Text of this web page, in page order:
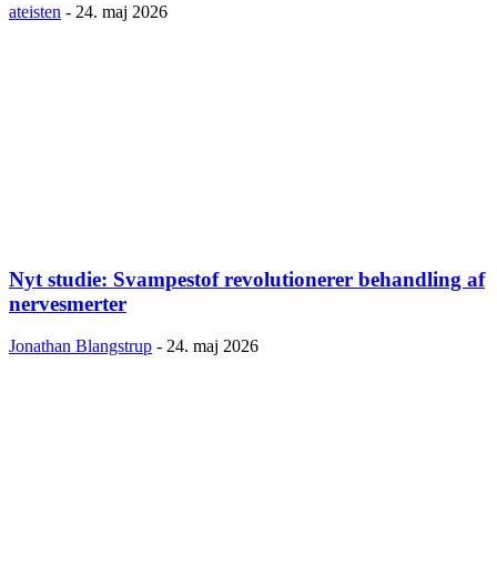
ateisten - 24. maj 2026
Nyt studie: Svampestof revolutionerer behandling af
nervesmerter
Jonathan Blangstrup - 24. maj 2026